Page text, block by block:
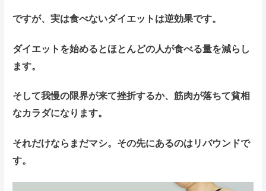
ですが、実は食べないダイエットは逆効果です。
ダイエットを始めるとほとんどの人が食べる量を減らし
ます。
そして我慢の限界が来て挫折するか、筋肉が落ちて貧相
なカラダになります。
それだけならまだマシ。その先にあるのはリバウンドで
す。